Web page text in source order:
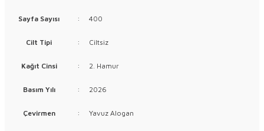
Sayfa Sayısı : 400
Cilt Tipi : Ciltsiz
Kağıt Cinsi : 2. Hamur
Basım Yılı : 2026
Çevirmen : Yavuz Alogan